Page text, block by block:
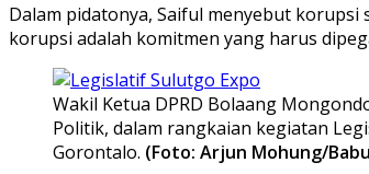
Dalam pidatonya, Saiful menyebut
korupsi adalah komitmen yang harus
Wakil Ketua DPRD Bolaang
Politik, dalam rangkaian kegiatan
Gorontalo. (Foto: Arjun Mohung/